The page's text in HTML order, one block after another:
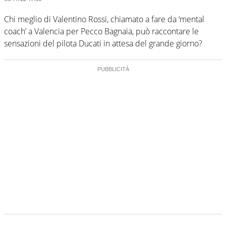
Chi meglio di Valentino Rossi, chiamato a fare da ‘mental
coach’ a Valencia per Pecco Bagnaia, può raccontare le
sensazioni del pilota Ducati in attesa del grande giorno?